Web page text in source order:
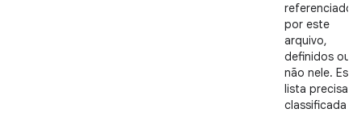
referenciados
por este
arquivo,
definidos ou
não nele. Essa
lista precisa
classificada